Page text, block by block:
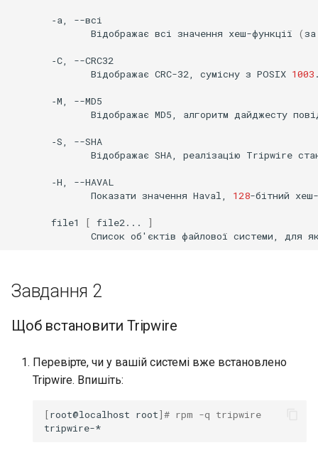
‐a,
Відображає всі значення хеш-функції (за
‐C,
Відображає CRC-32, сумісну з POSIX 1003
‐M,
Відображає MD5, алгоритм дайджесту
‐S,
Відображає SHA, реалізацію Tripwire
‐H,
Показати значення Haval, 128-бітний
file1 [ file2...
]
Список об' єктів файлової системи, для
Завдання 2
Щоб встановити Tripwire
Перевірте, чи у вашій системі вже встановлено
Tripwire. Впишіть:
[root@localhost root]# rpm -q tripwire